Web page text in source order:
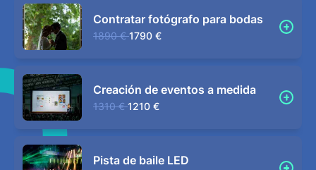
Contratar fotógrafo para bodas
1890 € 1790 €
Creación de eventos a medida
1310 € 1210 €
Pista de baile LED